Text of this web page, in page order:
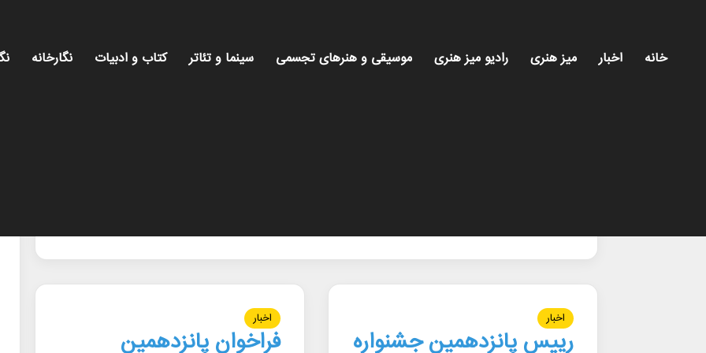
خانه اخبار میز هنری رادیو میز هنری موسیقی و هنرهای تجسمی سینما و تئاتر کتاب و ادبیات نگارخانه
اخبار
رییس پانزدهمین جشنواره
اخبار
فراخوان پانزدهمین